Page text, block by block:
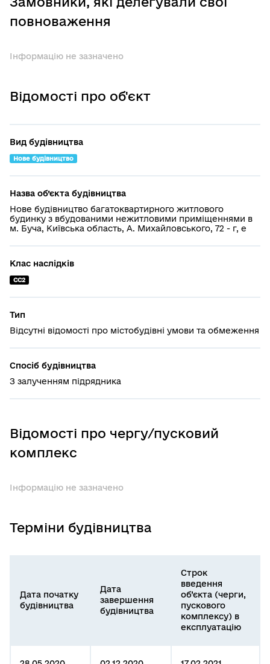
повноваження
Інформацію не зазначено
Відомості про об'єкт
Вид будівництва
Нове будівництво
Назва об’єкта будівництва
Нове будівництво багатоквартирного житлового
будинку з вбудованими нежитловими приміщеннями в
м. Буча, Київська область, А. Михайловського, 72 - г, е
Клас наслідків
СС2
Тип
Відсутні відомості про містобудівні умови та обмеження
Спосіб будівництва
З залученням підрядника
Відомості про чергу/пусковий
комплекс
Інформацію не зазначено
Терміни будівництва
Дата початку
будівництва
Дата
завершення
будівництва
Строк
введення
об’єкта (черги,
пускового
комплексу) в
експлуатацію